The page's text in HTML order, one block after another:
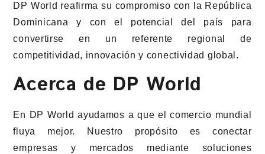
DP World reafirma su compromiso con la República
Dominicana y con el potencial del país para
convertirse en un referente regional de
competitividad, innovación y conectividad global.
Acerca de DP World
En DP World ayudamos a que el comercio mundial
fluya mejor. Nuestro propósito es conectar
empresas y mercados mediante soluciones